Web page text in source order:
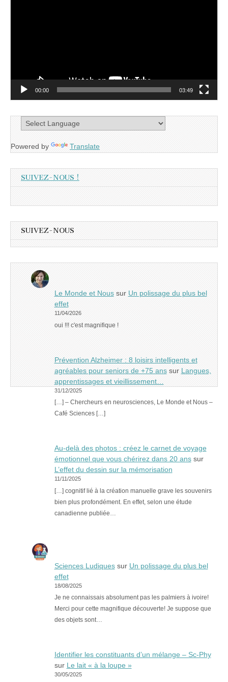
00:00 03:49
Powered by Translate
SUIVEZ-NOUS !
SUIVEZ-NOUS
Le Monde et Noussur Un polissage du plus bel
effet
11/04/2026
oui !!! c'est magnifique !
Prévention Alzheimer : 8 loisirs intelligents et
agréables pour seniors de +75 anssur Langues,
apprentissages et vieillissement…
31/12/2025
[…] – Chercheurs en neurosciences, Le Monde et Nous –
Café Sciences […]
Au-delà des photos : créez le carnet de voyage
émotionnel que vous chérirez dans 20 anssur
L’effet du dessin sur la mémorisation
11/11/2025
[…] cognitif lié à la création manuelle grave les souvenirs
bien plus profondément. En effet, selon une étude
canadienne publiée…
Sciences Ludiquessur Un polissage du plus bel
effet
18/08/2025
Je ne connaissais absolument pas les palmiers à ivoire!
Merci pour cette magnifique découverte! Je suppose que
des objets sont…
Identifier les constituants d’un mélange – Sc-Phy
sur Le lait « à la loupe »
30/05/2025